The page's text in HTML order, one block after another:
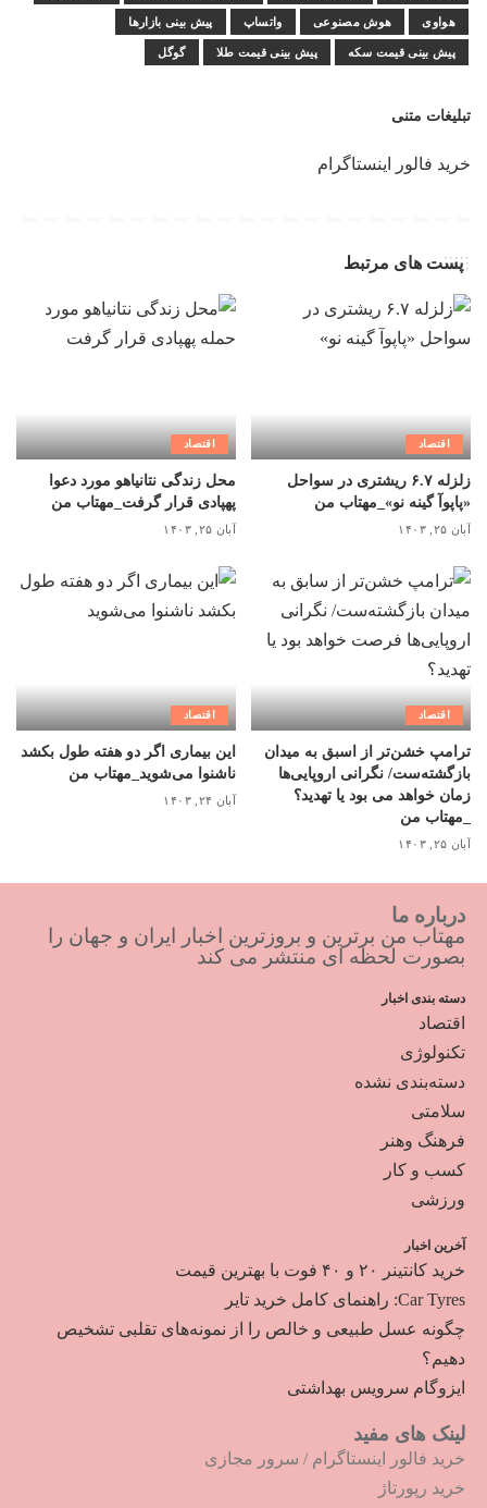
هواوی هوش مصنوعی واتساپ پیش بینی بازارها
پیش بینی قیمت سکه پیش بینی قیمت طلا گوگل
تبلیغات متنی
خرید فالور اینستاگرام
پست های مرتبط
اقتصاد
زلزله ۶.۷ ریشتری در سواحل
«پاپوآ گینه نو»_مهتاب من
آبان ۲۵, ۱۴۰۳
اقتصاد
محل زندگی نتانیاهو مورد دعوا
پهپادی قرار گرفت_مهتاب من
آبان ۲۵, ۱۴۰۳
اقتصاد
ترامپ خشن‌تر از اسبق به میدان
بازگشته‌ست/ نگرانی اروپایی‌ها
زمان خواهد می بود یا تهدید؟
_مهتاب من
آبان ۲۵, ۱۴۰۳
اقتصاد
این بیماری اگر دو هفته طول بکشد
ناشنوا می‌شوید_مهتاب من
آبان ۲۴, ۱۴۰۳
درباره ما
مهتاب من برترین و بروزترین اخبار ایران و جهان را
بصورت لحظه ای منتشر می کند
دسته بندی اخبار
اقتصاد
تکنولوژی
دسته‌بندی نشده
سلامتی
فرهنگ وهنر
کسب و کار
ورزشی
آخرین اخبار
خرید کانتینر ۲۰ و ۴۰ فوت با بهترین قیمت
Car Tyres: راهنمای کامل خرید تایر
چگونه عسل طبیعی و خالص را از نمونه‌های تقلبی تشخیص
دهیم؟
ایزوگام سرویس بهداشتی
لینک های مفید
خرید فالور اینستاگرام / سرور مجازی
خرید رپورتاژ